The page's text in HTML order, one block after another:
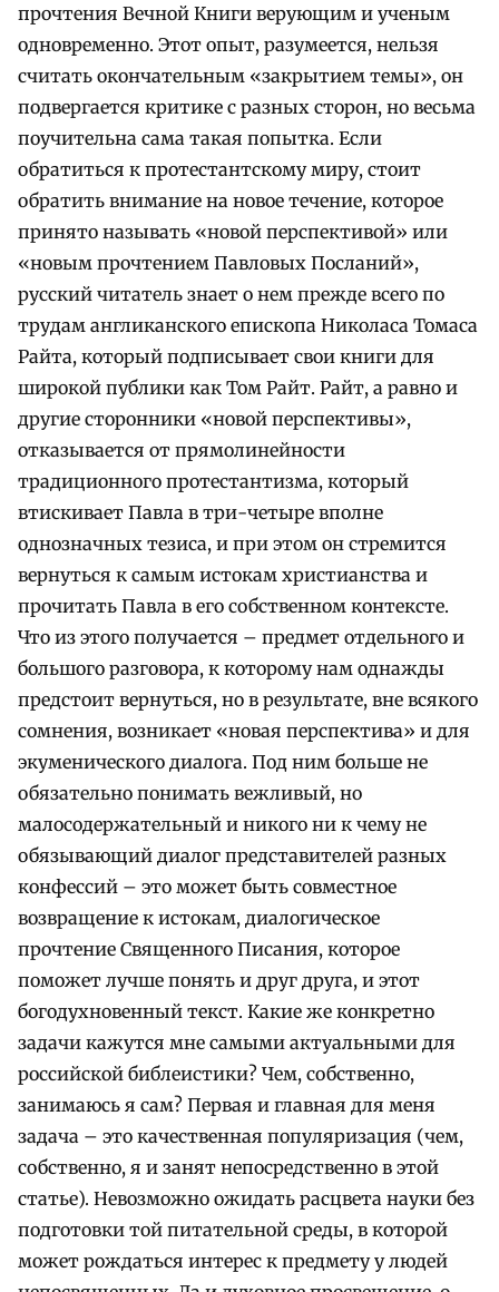
прочтения Вечной Книги верующим и ученым
одновременно. Этот опыт, разумеется, нельзя
считать окончательным «закрытием темы», он
подвергается критике с разных сторон, но весьма
поучительна сама такая попытка. Если
обратиться к протестантскому миру, стоит
обратить внимание на новое течение, которое
принято называть «новой перспективой» или
«новым прочтением Павловых Посланий»,
русский читатель знает о нем прежде всего по
трудам англиканского епископа Николаса Томаса
Райта, который подписывает свои книги для
широкой публики как Том Райт. Райт, а равно и
другие сторонники «новой перспективы»,
отказывается от прямолинейности
традиционного протестантизма, который
втискивает Павла в три-четыре вполне
однозначных тезиса, и при этом он стремится
вернуться к самым истокам христианства и
прочитать Павла в его собственном контексте.
Что из этого получается – предмет отдельного и
большого разговора, к которому нам однажды
предстоит вернуться, но в результате, вне всякого
сомнения, возникает «новая перспектива» и для
экуменического диалога. Под ним больше не
обязательно понимать вежливый, но
малосодержательный и никого ни к чему не
обязывающий диалог представителей разных
конфессий – это может быть совместное
возвращение к истокам, диалогическое
прочтение Священного Писания, которое
поможет лучше понять и друг друга, и этот
богодухновенный текст. Какие же конкретно
задачи кажутся мне самыми актуальными для
российской библеистики? Чем, собственно,
занимаюсь я сам? Первая и главная для меня
задача – это качественная популяризация (чем,
собственно, я и занят непосредственно в этой
статье). Невозможно ожидать расцвета науки без
подготовки той питательной среды, в которой
может рождаться интерес к предмету у людей